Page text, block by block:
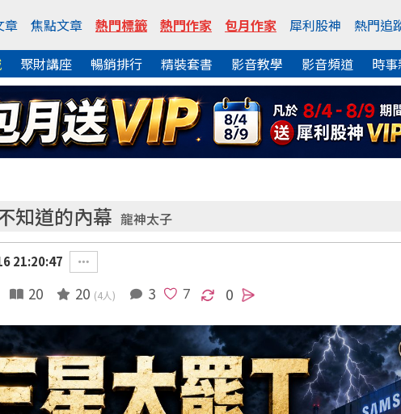
章 焦點文章 熱門標籤 熱門作家 包月作家 犀利股神
熱門追
聚財講座 暢銷排行 精裝套書 影音教學 影音頻道 時
知道的內幕 龍神太子
21:20:47
20 20 (4人) 3 0